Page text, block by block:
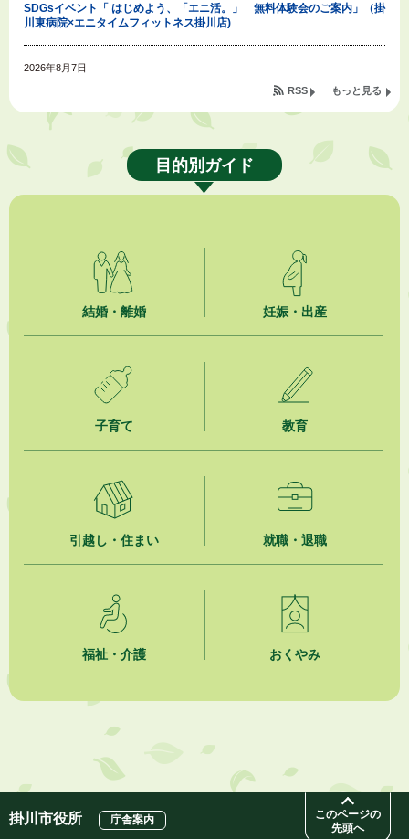
SDGsイベント「 はじめよう、「エニ活。」 無料体験会のご案内」（掛
川東病院×エニタイムフィットネス掛川店)
2026年8月7日
2026年8月6日
令和８年度公民館等（大東北公民館、大須賀中央公民館）講座のお知らせ
就職・転職相談会のご案内
2026年8月6日
ジュビロ磐田（情報提供・お知らせ）
【日本DX大賞2026】ポスターセッション最優秀賞を受賞しました！
2026年8月4日
市民の勇気ある応急手当に感謝状を贈呈しました
夏季休暇期間 開業医等診療予定
企業版ふるさと納税（地方創生応援税制）のお願い
もっと見る
RSS
目的別ガイド
結婚・離婚 妊娠・出産
子育て 教育
引越し・住まい 就職・退職
福祉・介護 おくやみ
このページの
先頭へ
掛川市役所 庁舎案内